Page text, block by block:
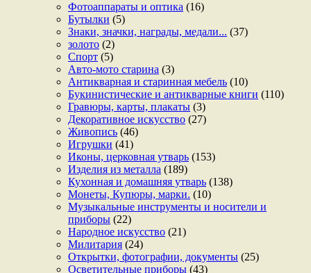
Фотоаппараты и оптика (16)
Бутылки (5)
Знаки, значки, награды, медали... (37)
золото (2)
Спорт (5)
Авто-мото старина (3)
Антикварная и старинная мебель (10)
Букинистические и антикварные книги (110)
Гравюры, карты, плакаты (3)
Декоративное искусство (27)
Живопись (46)
Игрушки (41)
Иконы, церковная утварь (153)
Изделия из металла (189)
Кухонная и домашняя утварь (138)
Монеты, Купюры, марки. (10)
Музыкальные инструменты и носители и
приборы (22)
Народное искусство (21)
Милитария (24)
Открытки, фотографии, документы (25)
Осветительные приборы (43)